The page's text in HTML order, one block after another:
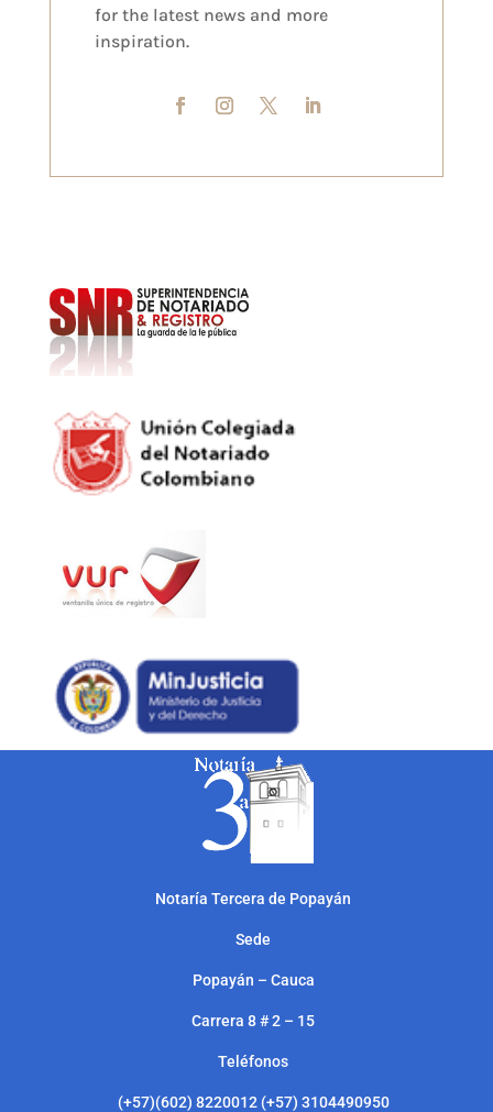
for the latest news and more
inspiration.
Notaría Tercera de Popayán
Sede
Popayán – Cauca
Carrera 8 # 2 – 15
Teléfonos
(+57)(602) 8220012 (+57) 3104490950